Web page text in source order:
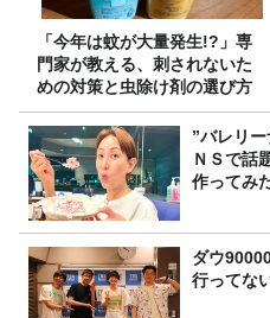
「今年は蚊が大量発生!?」専
門家が教える、刺されないた
めの対策と虫除け剤の選び方
”バレリ
ＮＳで話
作ってみ
ダウ
行ってな